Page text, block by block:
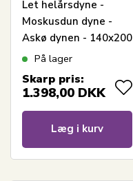
Let helårsdyne -
Moskusdun dyne -
Askø dynen - 140x200
cm - Quilts Of
På lager
Skarp pris:
1.398,00 DKK
Læg i kurv